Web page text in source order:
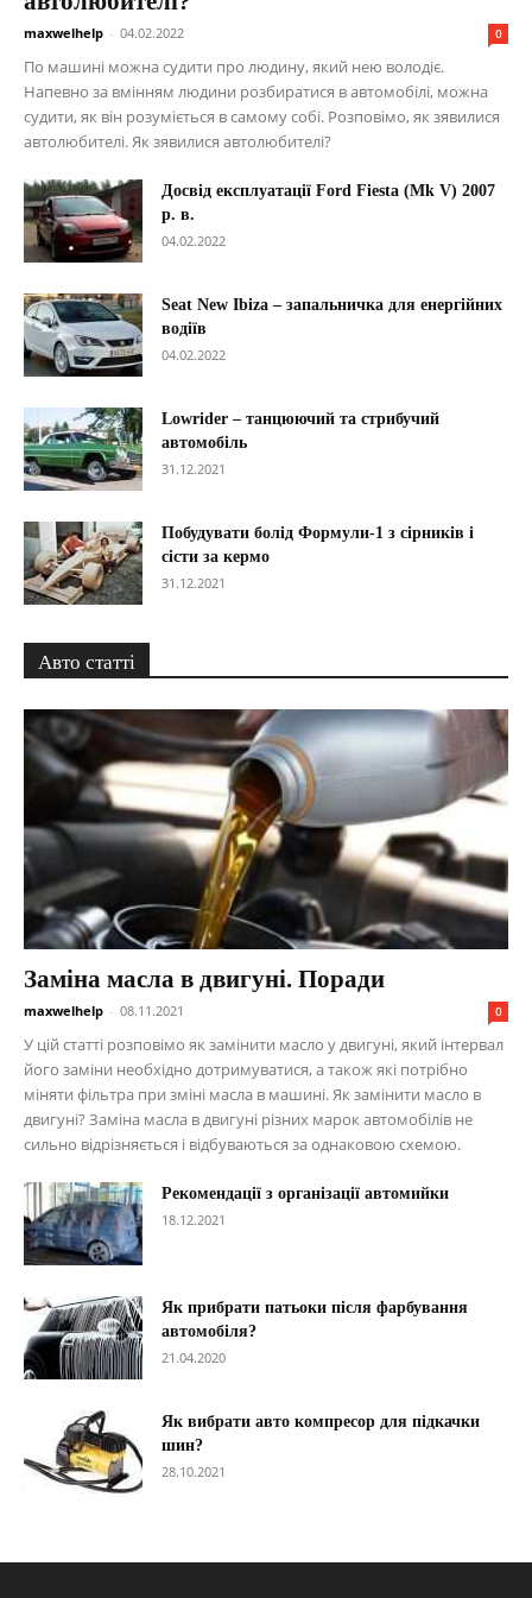
maxwelhelp - 04.02.2022 0
По машині можна судити про людину, який нею володіє.
Напевно за вмінням людини розбиратися в автомобілі, можна
судити, як він розуміється в самому собі. Розповімо, як зявилися
автолюбителі. Як зявилися автолюбителі?
Досвід експлуатації Ford Fiesta (Mk V) 2007
р. в.
04.02.2022
Seat New Ibiza – запальничка для енергійних
водіїв
04.02.2022
Lowrider – танцюючий та стрибучий
автомобіль
31.12.2021
Побудувати болід Формули-1 з сірників і
сісти за кермо
31.12.2021
Авто статті
Заміна масла в двигуні. Поради
maxwelhelp - 08.11.2021 0
У цій статті розповімо як замінити масло у двигуні, який інтервал
його заміни необхідно дотримуватися, а також які потрібно
міняти фільтра при зміні масла в машині. Як замінити масло в
двигуні? Заміна масла в двигуні різних марок автомобілів не
сильно відрізняється і відбуваються за однаковою схемою.
Рекомендації з організації автомийки
18.12.2021
Як прибрати патьоки після фарбування
автомобіля?
21.04.2020
Як вибрати авто компресор для підкачки
шин?
28.10.2021